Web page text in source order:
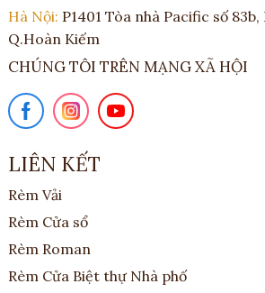
Hà Nội: P1401 Tòa nhà Pacific số
Q.Hoàn Kiếm
CHÚNG TÔI TRÊN MẠNG XÃ HỘI
LIÊN KẾT
Rèm Vải
Rèm Cửa sổ
Rèm Roman
Rèm Cửa Biệt thự Nhà phố